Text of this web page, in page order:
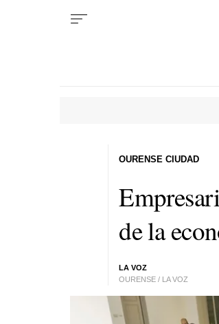
de la
LA VOZ
OURENSE / LA VOZ
OURENSE CIUDAD